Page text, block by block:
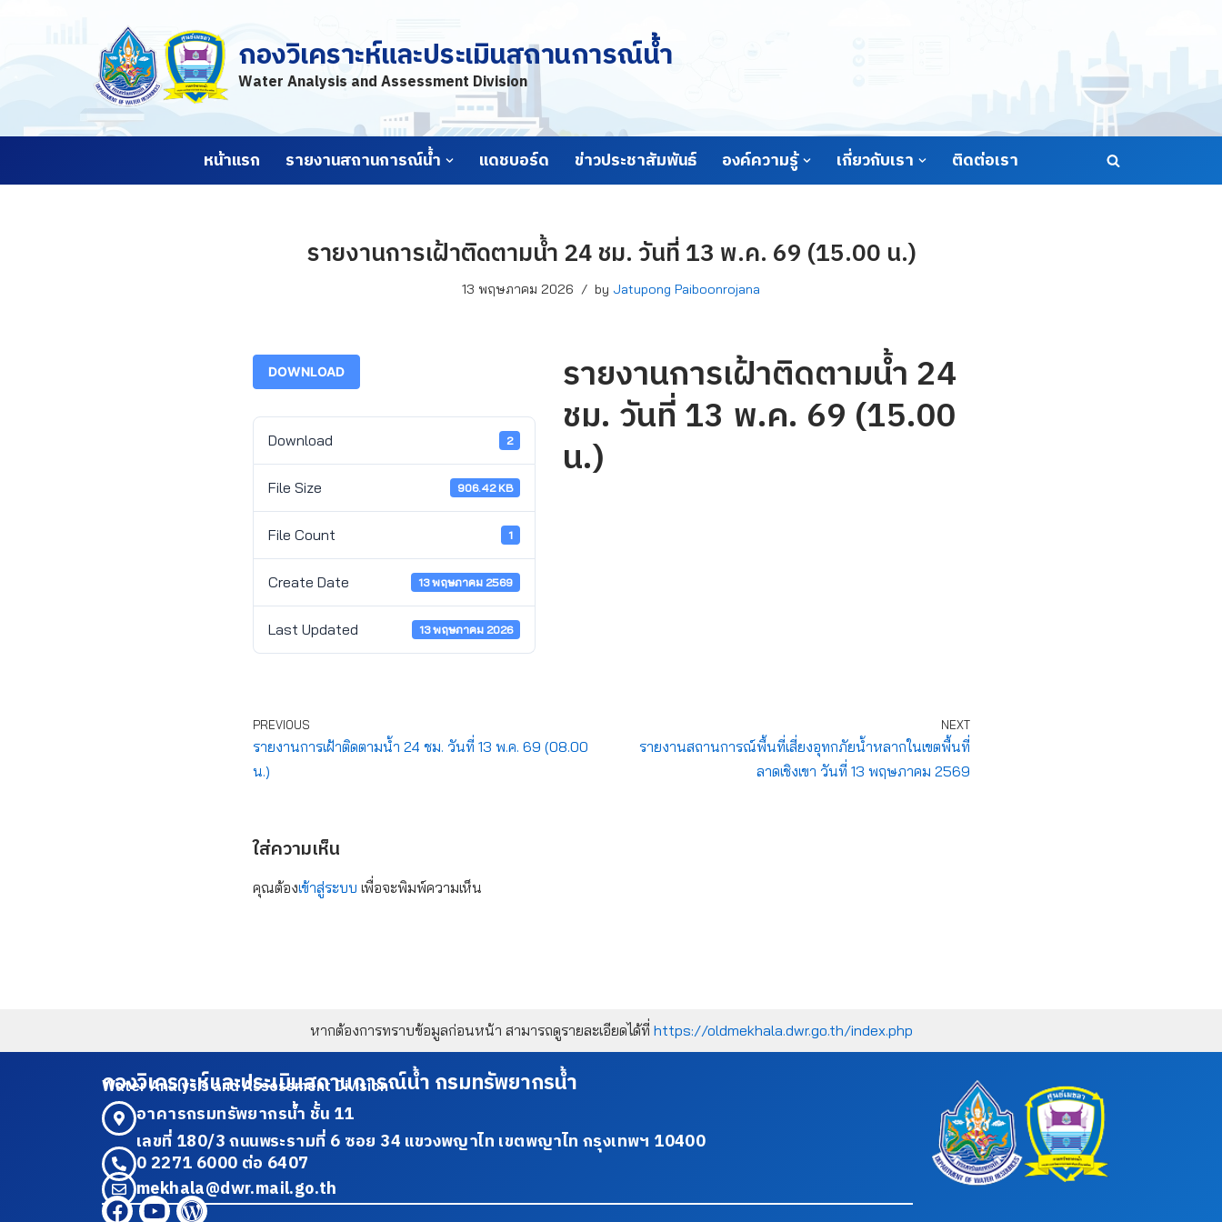
กองวิเคราะห์และประเมินสถานการณ์น้ำ
Water Analysis and Assessment Division
หน้าแรก รายงานสถานการณ์น้ำ แดชบอร์ด ข่าวประชาสัมพันธ์ องค์ความรู้ เกี่ยวกับเรา ติดต่อเรา
รายงานการเฝ้าติดตามน้ำ 24 ชม. วันที่ 13 พ.ค. 69 (15.00 น.)
13 พฤษภาคม 2026 by Jatupong Paiboonrojana
DOWNLOAD
Download 2
File Size 906.42 KB
File Count 1
Create Date 13 พฤษภาคม 2569
Last Updated 13 พฤษภาคม 2026
รายงานการเฝ้าติดตามน้ำ 24
ชม. วันที่ 13 พ.ค. 69 (15.00
น.)
PREVIOUS
รายงานการเฝ้าติดตามน้ำ 24 ชม. วันที่ 13 พ.ค. 69 (08.00
น.)
NEXT
รายงานสถานการณ์พื้นที่เสี่ยงอุทกภัยน้ำหลากในเขตพื้นที่
ลาดเชิงเขา วันที่ 13 พฤษภาคม 2569
ใส่ความเห็น
คุณต้องเข้าสู่ระบบ เพื่อจะพิมพ์ความเห็น
หากต้องการทราบข้อมูลก่อนหน้า สามารถดูรายละเอียดได้ที่ https://oldmekhala.dwr.go.th/index.php
กองวิเคราะห์และประเมินสถานการณ์น้ำ กรมทรัพยากรน้ำ
Water Analysis and Assessment Division
อาคารกรมทรัพยากรน้ำ ชั้น 11
เลขที่ 180/3 ถนนพระรามที่ 6 ซอย 34 แขวงพญาไท เขตพญาไท กรุงเทพฯ 10400
0 2271 6000 ต่อ 6407
mekhala@dwr.mail.go.th